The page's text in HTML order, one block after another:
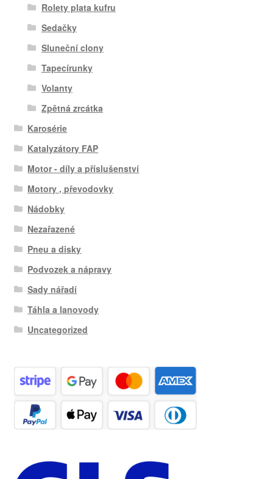
Rolety plata kufru
Sedačky
Sluneční clony
Tapecírunky
Volanty
Zpětná zrcátka
Karosérie
Katalyzátory FAP
Motor - díly a příslušenství
Motory , převodovky
Nádobky
Nezařazené
Pneu a disky
Podvozek a nápravy
Sady nářadí
Táhla a lanovody
Uncategorized